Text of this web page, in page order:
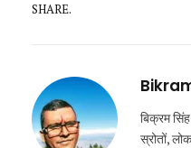
SHARE.
बिक्रम
स्रोतों,